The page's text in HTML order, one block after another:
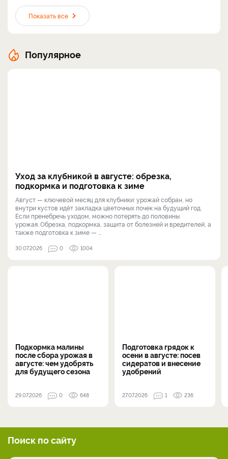
Показать все
Популярное
Уход за клубникой в августе: обрезка,
подкормка и подготовка к зиме
Август — ключевой месяц для клубники: урожай собран, но
внутри кустов идёт закладка цветочных почек на будущий год.
Если пренебречь уходом, можно потерять до половины
урожая. Обрезка, подкормка, защита от болезней и вредителей, а
также подготовка к зиме — ...
30.07.2026 0 1004
Подкормка малины
после сбора урожая в
августе: чем удобрять
для будущего сезона
29.07.2026 0 648
Подготовка грядок к
осени в августе: посев
сидератов и внесение
удобрений
27.07.2026 1 236
Поиск по сайту